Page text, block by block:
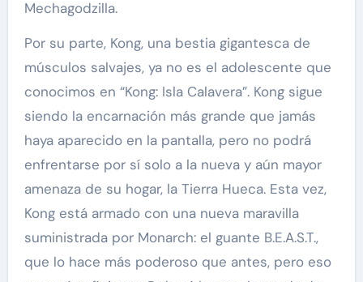
Mechagodzilla.
Por su parte, Kong, una bestia gigantesca de
músculos salvajes, ya no es el adolescente que
conocimos en “Kong: Isla Calavera”. Kong sigue
siendo la encarnación más grande que jamás
haya aparecido en la pantalla, pero no podrá
enfrentarse por sí solo a la nueva y aún mayor
amenaza de su hogar, la Tierra Hueca. Esta vez,
Kong está armado con una nueva maravilla
suministrada por Monarch: el guante B.E.A.S.T.,
que lo hace más poderoso que antes, pero eso